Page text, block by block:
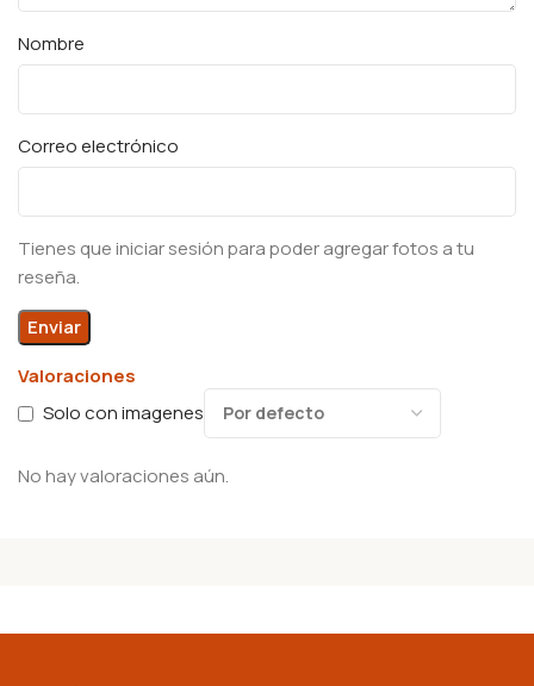
Valoraciones
Solo con imagenes
No hay valoraciones aún.
Nombre
Correo electrónico
Tienes que iniciar sesión para poder agregar fotos a tu
reseña.